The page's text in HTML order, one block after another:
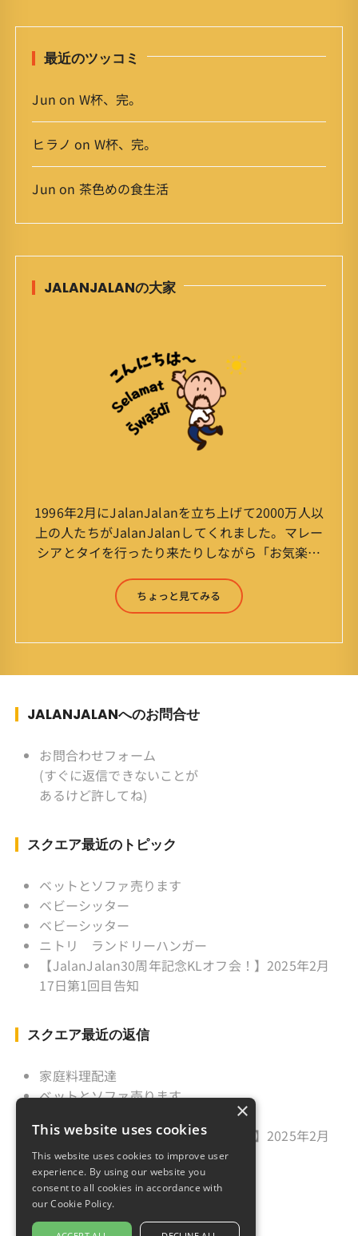
最近のツッコミ
Jun on W杯、完。
ヒラノ on W杯、完。
Jun on 茶色めの食生活
JALANJALANの大家
1996年2月にJalanJalanを立ち上げて2000万人以
上の人たちがJalanJalanしてくれました。マレー
シアとタイを行ったり来たりしながら「お気楽」
森 淳（Jun Yamamori） 生年月日 ：1959年
7月4日(61才) 生まれ ：香港(3才まで)
スポーツ ：水泳(浜名湾流古式泳法、競泳平泳
ク ソフトボール
監督 BKKソフトボール「おぼん
こぼん 」監督 マレーシア歴：1991年から31年
目 タイ歴 ：2001年から21年目
ちょっと見てみる
JALANJALANへのお問合せ
お問合わせフォーム
(すぐに返信できないことが
あるけど許してね)
スクエア最近のトピック
ベットとソファ売ります
ベビーシッター
ベビーシッター
ニトリ ランドリーハンガー
【JalanJalan30周年記念KLオフ会！】2025年2月
17日第1回目告知
スクエア最近の返信
家庭料理配達
ベットとソファ売ります
【JalanJalan30周年記念KLオフ会！】2025年2月
17日第1回目告知
久しぶりのご挨拶
×
This website uses cookies
This website uses cookies to improve user
experience. By using our website you
consent to all cookies in accordance with
our Cookie Policy.